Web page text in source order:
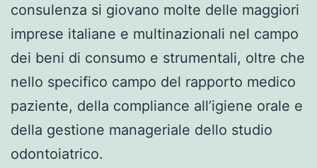
consulenza si giovano molte delle maggiori
imprese italiane e multinazionali nel campo
dei beni di consumo e strumentali, oltre che
nello specifico campo del rapporto medico
paziente, della compliance all’igiene orale e
della gestione manageriale dello studio
odontoiatrico.